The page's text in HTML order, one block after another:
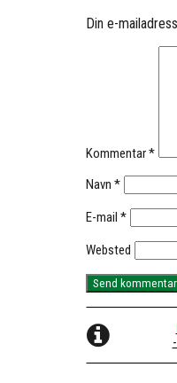
Din e-
Kommentar*
Navn *
E-mail *
Websted